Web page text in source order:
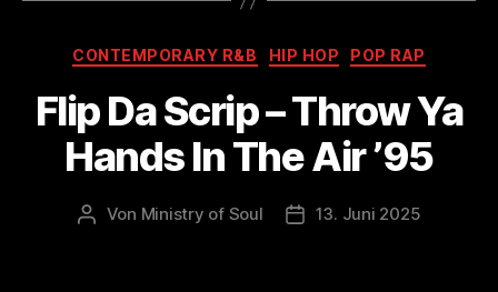
Kategorien
CONTEMPORARY R&B HIP HOP POP RAP
Flip Da Scrip – Throw Ya
Hands In The Air ’95
Beitragsautor
Von Ministry of Soul Veröffentlichungsdatum
13. Juni 2025